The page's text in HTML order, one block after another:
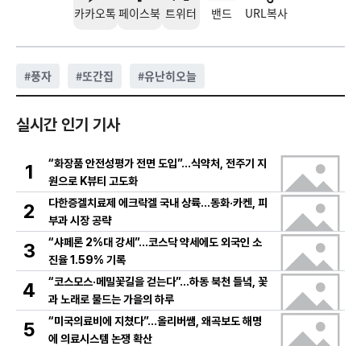
카카오톡 페이스북 트위터 밴드 URL복사
#풍자 #또간집 #유난히오늘
실시간 인기 기사
1
“화장품 안전성평가 전면 도입”…식약처, 전주기 지
원으로 K뷰티 고도화
2
다한증겔치료제 에크락겔 국내 상륙…동화·카켄, 피
부과 시장 공략
3
“샤페론 2%대 강세”…코스닥 약세에도 외국인 소
진율 1.59% 기록
4
“코스모스·메밀꽃길을 걷는다”…하동 북천 들녘, 꽃
과 노래로 물드는 가을의 하루
5
“미국의료비에 지쳤다”…올리버쌤, 왜곡보도 해명
에 의료시스템 논쟁 확산